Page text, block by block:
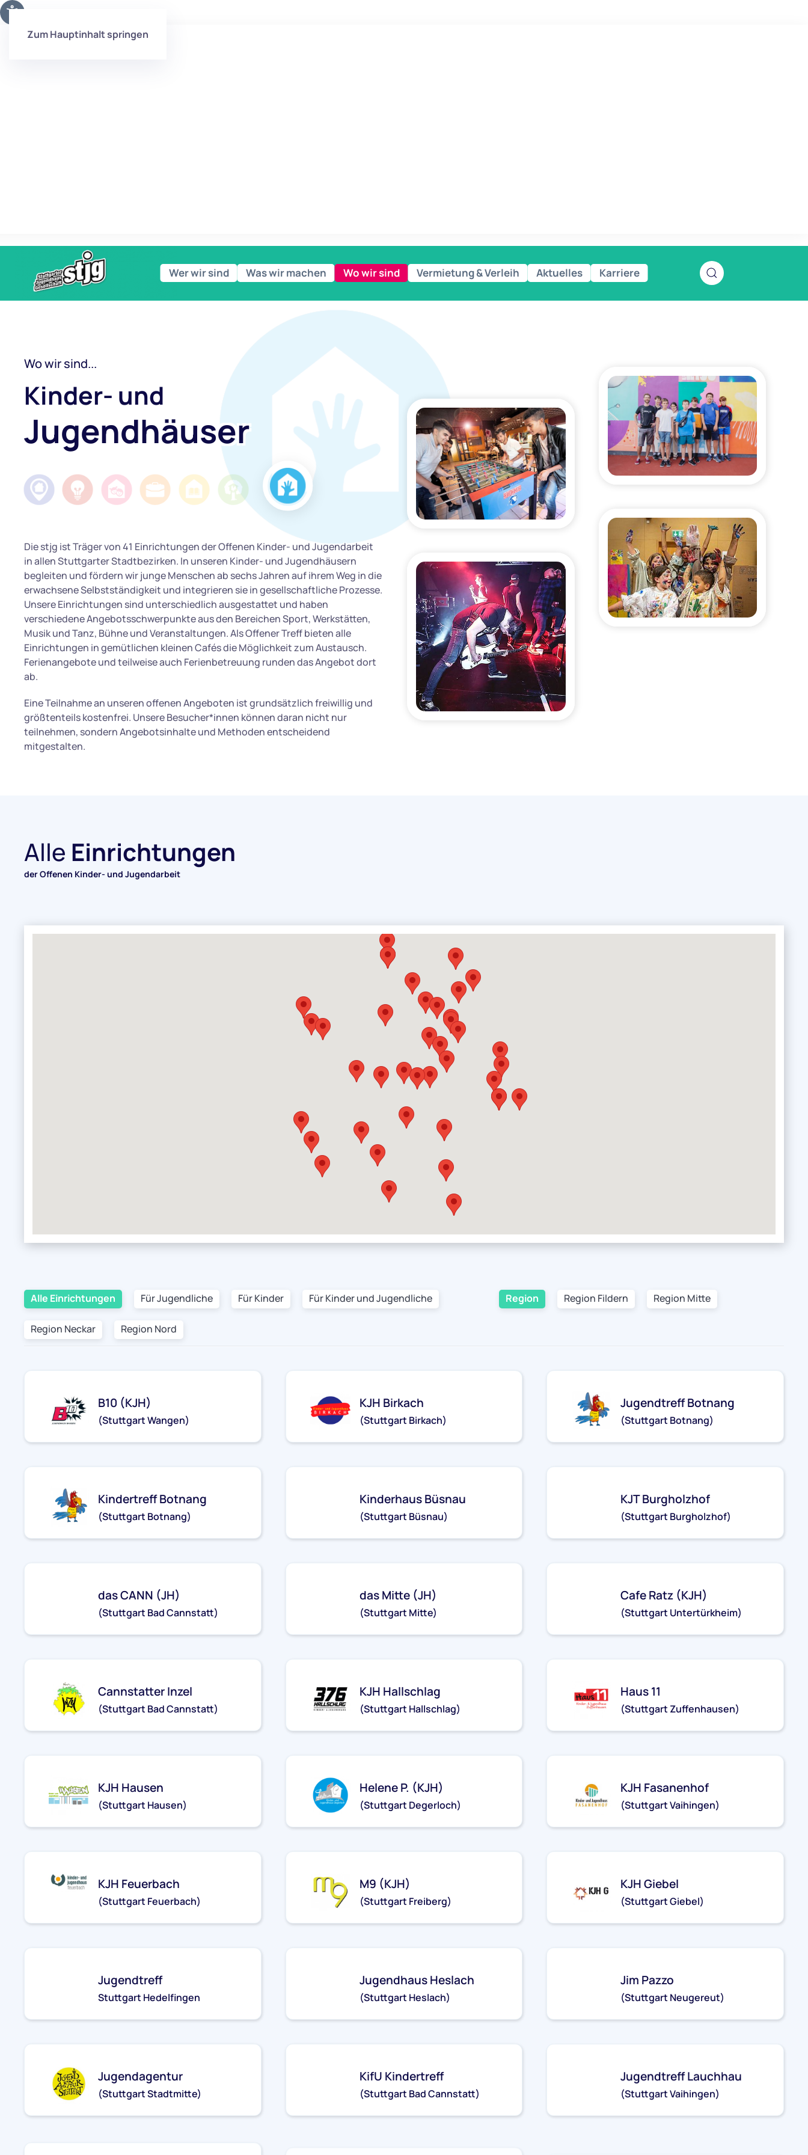
Zum Hauptinhalt springen
Wer wir sind Was wir machen Wo wir sind Vermietung & Verleih Aktuelles Karriere
Wo wir sind...
Kinder- und
Jugendhäuser
Die stjg ist Träger von 41 Einrichtungen der Offenen Kinder- und Jugendarbeit
in allen Stuttgarter Stadtbezirken. In unseren Kinder- und Jugendhäusern
begleiten und fördern wir junge Menschen ab sechs Jahren auf ihrem Weg in die
erwachsene Selbstständigkeit und integrieren sie in gesellschaftliche Prozesse.
Unsere Einrichtungen sind unterschiedlich ausgestattet und haben
verschiedene Angebotsschwerpunkte aus den Bereichen Sport, Werkstätten,
Musik und Tanz, Bühne und Veranstaltungen. Als Offener Treff bieten alle
Einrichtungen in gemütlichen kleinen Cafés die Möglichkeit zum Austausch.
Ferienangebote und teilweise auch Ferienbetreuung runden das Angebot dort
ab.
Eine Teilnahme an unseren offenen Angeboten ist grundsätzlich freiwillig und
größtenteils kostenfrei. Unsere Besucher*innen können daran nicht nur
teilnehmen, sondern Angebotsinhalte und Methoden entscheidend
mitgestalten.
Alle Einrichtungen
der Offenen Kinder- und Jugendarbeit
Alle Einrichtungen Für Jugendliche Für Kinder Für Kinder und Jugendliche Region Region Fildern Region Mitte
Region Neckar Region Nord
B10 (KJH)
(Stuttgart Wangen)
KJH Birkach
(Stuttgart Birkach)
Jugendtreff Botnang
(Stuttgart Botnang)
Kindertreff Botnang
(Stuttgart Botnang)
Kinderhaus Büsnau
(Stuttgart Büsnau)
KJT Burgholzhof
(Stuttgart Burgholzhof)
das CANN (JH)
(Stuttgart Bad Cannstatt)
das Mitte (JH)
(Stuttgart Mitte)
Cafe Ratz (KJH)
(Stuttgart Untertürkheim)
Cannstatter Inzel
(Stuttgart Bad Cannstatt)
KJH Hallschlag
(Stuttgart Hallschlag)
Haus 11
(Stuttgart Zuffenhausen)
KJH Hausen
(Stuttgart Hausen)
Helene P. (KJH)
(Stuttgart Degerloch)
KJH Fasanenhof
(Stuttgart Vaihingen)
KJH Feuerbach
(Stuttgart Feuerbach)
M9 (KJH)
(Stuttgart Freiberg)
KJH Giebel
(Stuttgart Giebel)
Jugendtreff
Stuttgart Hedelfingen
Jugendhaus Heslach
(Stuttgart Heslach)
Jim Pazzo
(Stuttgart Neugereut)
Jugendagentur
(Stuttgart Stadtmitte)
KifU Kindertreff
(Stuttgart Bad Cannstatt)
Jugendtreff Lauchhau
(Stuttgart Vaihingen)